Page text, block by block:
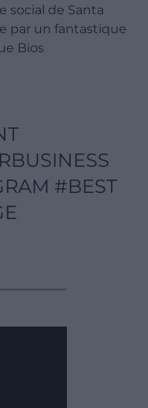
social de Santa
par un fantastique
Bios
#BEST